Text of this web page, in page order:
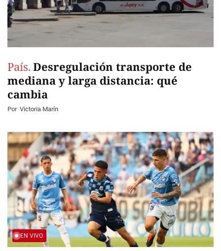
País. Desregulación transporte de
mediana y larga distancia: qué
cambia
Por Victoria Marín
EN VIVO